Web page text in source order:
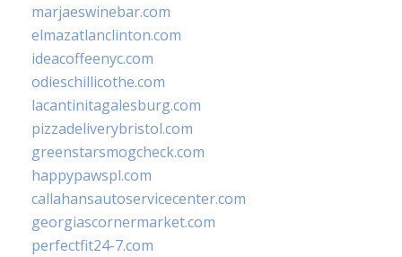
marjaeswinebar.com
elmazatlanclinton.com
ideacoffeenyc.com
odieschillicothe.com
lacantinitagalesburg.com
pizzadeliverybristol.com
greenstarsmogcheck.com
happypawspl.com
callahansautoservicecenter.com
georgiascornermarket.com
perfectfit24-7.com